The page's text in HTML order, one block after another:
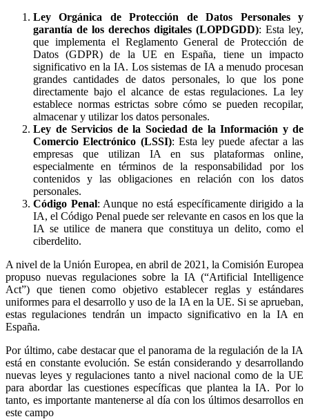
Ley Orgánica de Protección de Datos Personales y
garantía de los derechos digitales (LOPDGDD): Esta ley,
que implementa el Reglamento General de Protección de
Datos (GDPR) de la UE en España, tiene un impacto
significativo en la IA. Los sistemas de IA a menudo procesan
grandes cantidades de datos personales, lo que los pone
directamente bajo el alcance de estas regulaciones. La ley
establece normas estrictas sobre cómo se pueden recopilar,
almacenar y utilizar los datos personales.
Ley de Servicios de la Sociedad de la Información y de
Comercio Electrónico (LSSI): Esta ley puede afectar a las
empresas que utilizan IA en sus plataformas online,
especialmente en términos de la responsabilidad por los
contenidos y las obligaciones en relación con los datos
personales.
Código Penal: Aunque no está específicamente dirigido a la
IA, el Código Penal puede ser relevante en casos en los que la
IA se utilice de manera que constituya un delito, como el
ciberdelito.
A nivel de la Unión Europea, en abril de 2021, la Comisión Europea
propuso nuevas regulaciones sobre la IA (“Artificial Intelligence
Act”) que tienen como objetivo establecer reglas y estándares
uniformes para el desarrollo y uso de la IA en la UE. Si se aprueban,
estas regulaciones tendrán un impacto significativo en la IA en
España.
Por último, cabe destacar que el panorama de la regulación de la IA
está en constante evolución. Se están considerando y desarrollando
nuevas leyes y regulaciones tanto a nivel nacional como de la UE
para abordar las cuestiones específicas que plantea la IA. Por lo
tanto, es importante mantenerse al día con los últimos desarrollos en
este campo